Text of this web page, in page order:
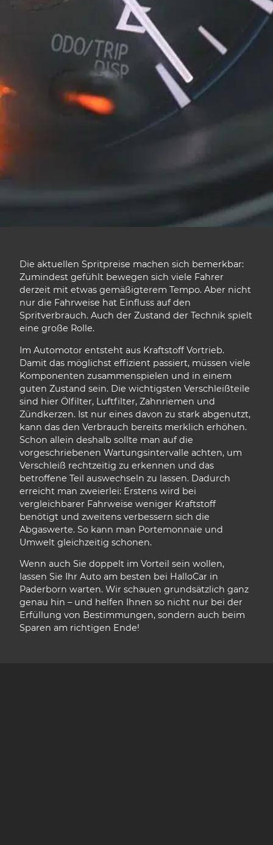
Die aktuellen Spritpreise machen sich bemerkbar:
Zumindest gefühlt bewegen sich viele Fahrer
derzeit mit etwas gemäßigterem Tempo. Aber nicht
nur die Fahrweise hat Einfluss auf den
Spritverbrauch. Auch der Zustand der Technik spielt
eine große Rolle.
Im Automotor entsteht aus Kraftstoff Vortrieb.
Damit das möglichst effizient passiert, müssen viele
Komponenten zusammenspielen und in einem
guten Zustand sein. Die wichtigsten Verschleißteile
sind hier Ölfilter, Luftfilter, Zahnriemen und
Zündkerzen. Ist nur eines davon zu stark abgenutzt,
kann das den Verbrauch bereits merklich erhöhen.
Schon allein deshalb sollte man auf die
vorgeschriebenen Wartungsintervalle achten, um
Verschleiß rechtzeitig zu erkennen und das
betroffene Teil auswechseln zu lassen. Dadurch
erreicht man zweierlei: Erstens wird bei
vergleichbarer Fahrweise weniger Kraftstoff
benötigt und zweitens verbessern sich die
Abgaswerte. So kann man Portemonnaie und
Umwelt gleichzeitig schonen.
Wenn auch Sie doppelt im Vorteil sein wollen,
lassen Sie Ihr Auto am besten bei HalloCar in
Paderborn warten. Wir schauen grundsätzlich ganz
genau hin – und helfen Ihnen so nicht nur bei der
Erfüllung von Bestimmungen, sondern auch beim
Sparen am richtigen Ende!